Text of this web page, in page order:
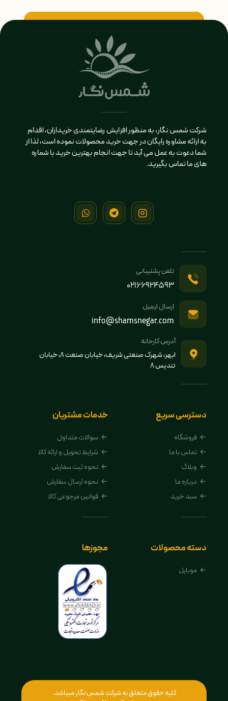
شرکت شمس نگار، به منظور افزایش رضایتمندی خریداران، اقدام
به ارائه مشاوره رایگان در جهت خرید محصولات نموده است، لذا از
شما دعوت به عمل می آید تا جهت انجام بهترین خرید با شماره
های ما تماس بگیرید.
تلفن پشتیبانی
02166924593
ارسال ایمیل
info@shamsnegar.com
آدرس کارخانه
ابهر، شهرک صنعتی شریف، خیابان صنعت 8، خیابان
تندیس 8
دسترسی سریع
فروشگاه
تماس با ما
وبلاگ
درباره ما
سبد خرید
خدمات مشتریان
سوالات متداول
شرایط تحویل و ارائه کالا
نحوه ثبت سفارش
نحوه ارسال سفارش
قوانین مرجوعی کالا
دسته محصولات
موبایل
مجوزها
کلیه حقوق متعلق به شرکت شمس نگار میباشد.